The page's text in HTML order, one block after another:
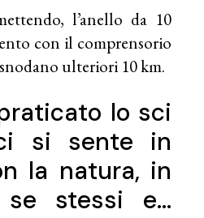
l’anello da 10
con il comprensorio
ulteriori 10 km.
lo sci
si sente in
la natura, in
stessi e…